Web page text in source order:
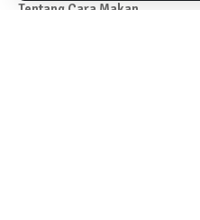
Tentang Cara Makan